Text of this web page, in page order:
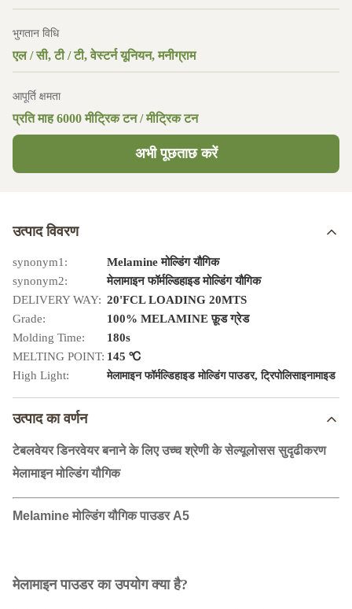
भुगतान विधि
एल / सी, टी / टी, वेस्टर्न यूनियन, मनीग्राम
आपूर्ति क्षमता
प्रति माह 6000 मीट्रिक टन / मीट्रिक टन
अभी पूछताछ करें
उत्पाद विवरण
synonym1:
Melamine मोल्डिंग यौगिक
synonym2:
मेलामाइन फॉर्मल्डिहाइड मोल्डिंग यौगिक
DELIVERY WAY: 20'FCL LOADING 20MTS
Grade:
100% MELAMINE फ़ूड ग्रेड
Molding Time:
180s
MELTING POINT: 145 ℃
High Light:
मेलामाइन फॉर्मल्डिहाइड मोल्डिंग पाउडर,ट्रिपोलिसाइनामाइड
उत्पाद का वर्णन
टेबलवेयर डिनरवेयर बनाने के लिए उच्च श्रेणी के सेल्यूलोसस सुदृढीकरण
मेलामाइन मोल्डिंग यौगिक
Melamine मोल्डिंग यौगिक पाउडर A5
मेलामाइन पाउडर का उपयोग क्या है?